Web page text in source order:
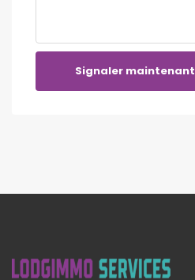
Signaler maintenant